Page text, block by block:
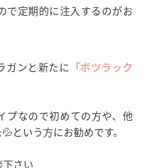
で定期的に注入するのがお
ガンと新たに 「ボツラック
プなので初めての方や、他
という方にお勧めです。
さい